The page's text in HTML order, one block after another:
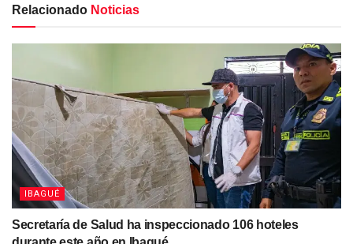
Relacionado Noticias
IBAGUÉ
Secretaría de Salud ha inspeccionado 106 hoteles